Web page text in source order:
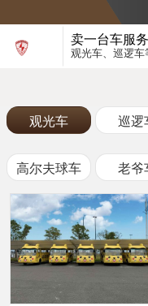
卖一台车服
观光车、巡逻
观光车 巡逻
高尔夫球车 老爷